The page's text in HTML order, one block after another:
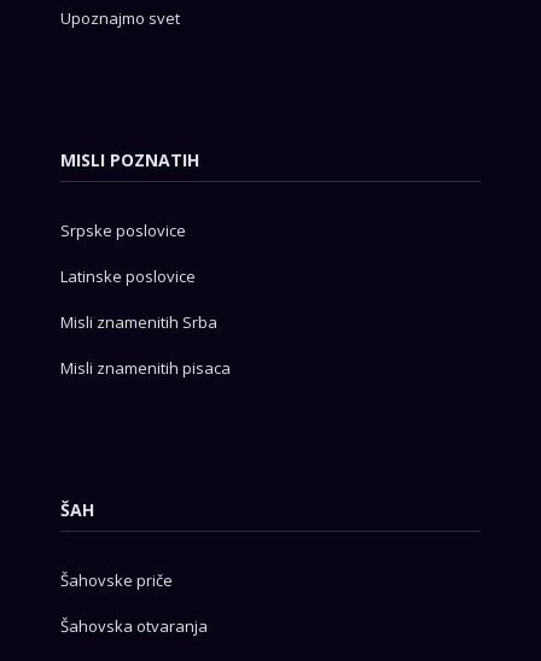
Upoznajmo svet
MISLI POZNATIH
Srpske poslovice
Latinske poslovice
Misli znamenitih Srba
Misli znamenitih pisaca
ŠAH
Šahovske priče
Šahovska otvaranja